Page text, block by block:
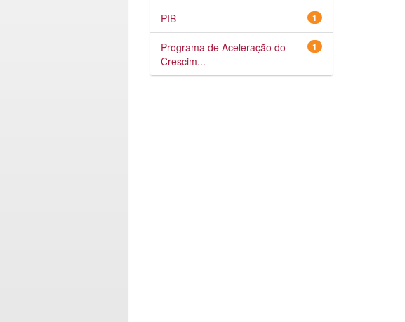
1
PIB
1
Programa de Aceleração do
Crescim...